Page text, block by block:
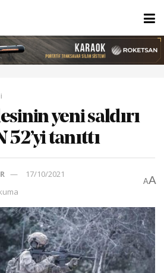
yeni saldırı
52’yi tanıttı
17/10/2021
AA